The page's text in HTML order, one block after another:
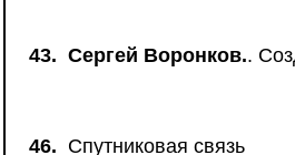
43. Сергей Воронков..
46. Спутниковая связь